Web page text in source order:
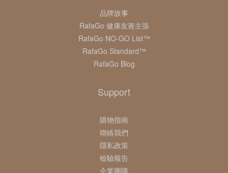
品牌故事
RafaGo 健康友善主張
RafaGo NO-GO List™
RafaGo Standard™
RafaGo Blog
Support
購物指南
聯絡我們
隱私政策
檢驗報告
企業團購